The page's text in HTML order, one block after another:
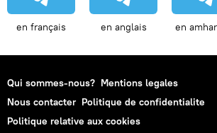
en français en anglais en
Qui sommes-nous? Mentions legales
Nous contacter Politique de confidentialite
Politique relative aux cookies